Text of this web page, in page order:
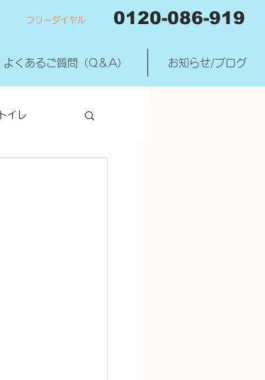
フリーダイヤル 0120-086-919
よくあるご質問（Q＆A） お知らせ/ブログ
トイレ